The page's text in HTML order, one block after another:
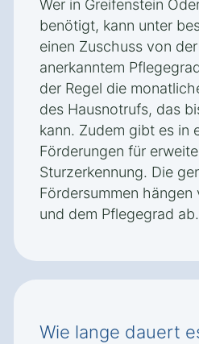
Wer in Greifenstein
benötigt, kann unter
einen Zuschuss von
anerkanntem
der Regel die
des Hausnotrufs, das
kann. Zudem gibt es in
Förderungen für
Sturzerkennung. Die
Fördersummen
und dem Pflegegrad ab.
Wie lange dauert